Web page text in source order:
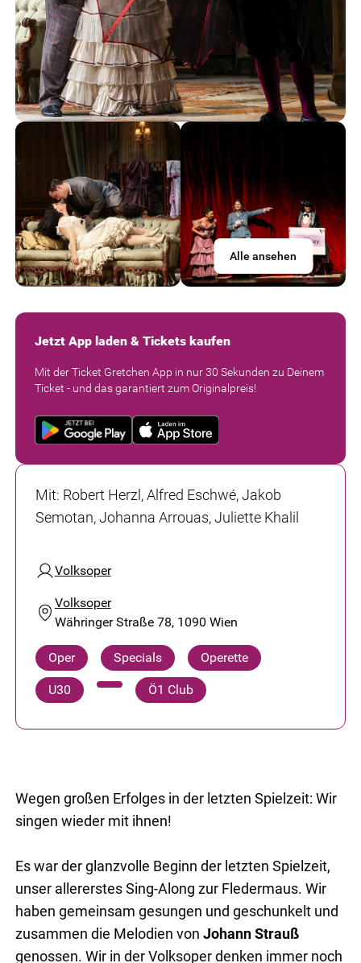
Alle ansehen
Jetzt App laden & Tickets kaufen
Mit der Ticket Gretchen App in nur 30 Sekunden zu Deinem
Ticket - und das garantiert zum Originalpreis!
Mit: Robert Herzl, Alfred Eschwé, Jakob
Semotan, Johanna Arrouas, Juliette Khalil
Volksoper
Volksoper
Währinger Straße 78, 1090 Wien
Oper Specials Operette
U30 Ö1 Club
Wegen großen Erfolges in der letzten Spielzeit: Wir
singen wieder mit ihnen!
Es war der glanzvolle Beginn der letzten Spielzeit,
unser allererstes Sing-Along zur Fledermaus. Wir
haben gemeinsam gesungen und geschunkelt und
zusammen die Melodien von Johann Strauß
genossen. Wir in der Volksoper denken immer noch